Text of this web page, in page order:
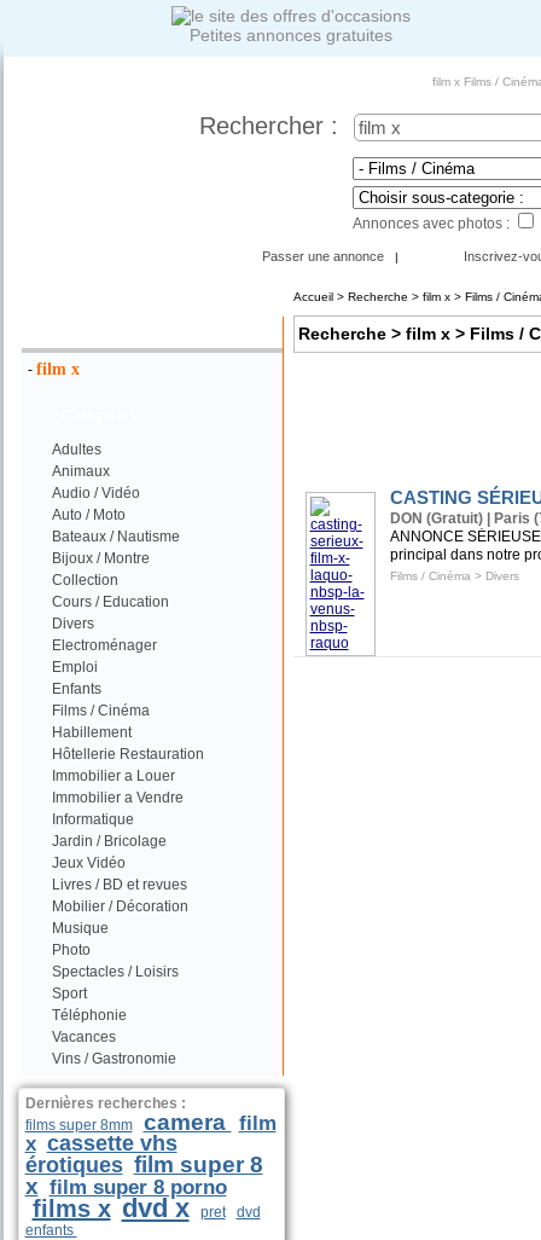
Petites annonces gratuites
film x Films /
Rechercher :
Annonces avec photos :
Passer une annonce | Inscrivez-
- film x
Adultes
Animaux
Audio / Vidéo
Auto / Moto
Bateaux / Nautisme
Bijoux / Montre
Collection
Cours / Education
Divers
Electroménager
Emploi
Enfants
Films / Cinéma
Habillement
Hôtellerie Restauration
Immobilier a Louer
Immobilier a Vendre
Informatique
Jardin / Bricolage
Jeux Vidéo
Livres / BD et revues
Mobilier / Décoration
Musique
Photo
Spectacles / Loisirs
Sport
Téléphonie
Vacances
Vins / Gastronomie
Dernières recherches :
films super 8mm
camera film
x cassette vhs
érotiques film super 8
x film super 8 porno
films x dvd x pret
dvd
enfants
Accueil> Recherche > film x > Films /
Recherche> film x > Films /
CASTING
DON (Gratuit) | Paris
ANNONCE
principal dans notre
Films / Cinéma > Divers